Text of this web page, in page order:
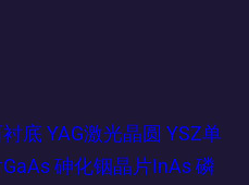
底 YAG激光晶圆 YSZ单
砷化铟晶片InAs 磷